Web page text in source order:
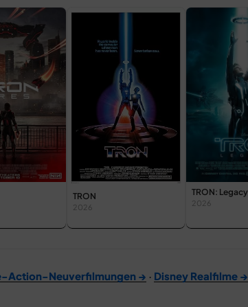
TRON
2026
TRON: Legacy
2026
Action-Neuverfilmungen → · Disney Realfilme →